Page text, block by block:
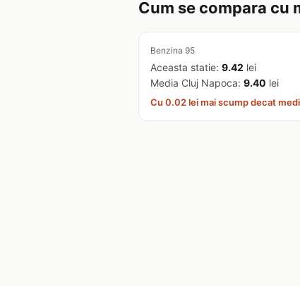
Cum se compara cu
Benzina 95
Aceasta statie: 9.42 lei
Media Cluj Napoca: 9.40 lei
Cu 0.02 lei mai scump decat